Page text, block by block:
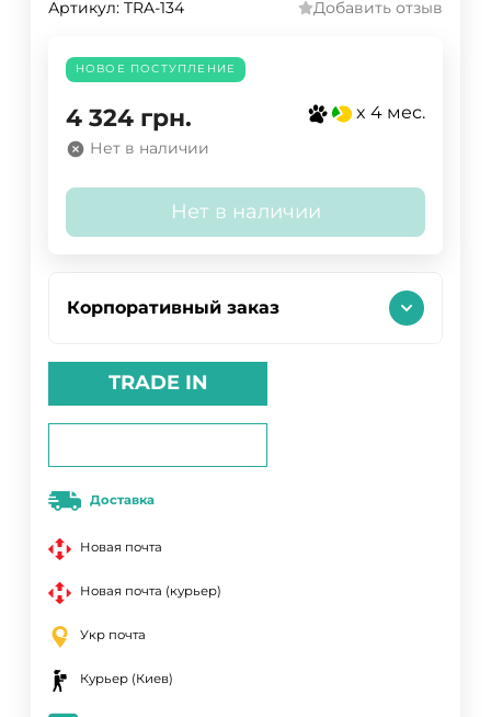
Артикул: TRA-134 Добавить отзыв
НОВОЕ ПОСТУПЛЕНИЕ
4 324 грн. x 4 мес.
Нет в наличии
Нет в наличии
Корпоративный заказ
TRADE IN
Доставка
Новая почта
Новая почта (курьер)
Укр почта
Курьер (Киев)